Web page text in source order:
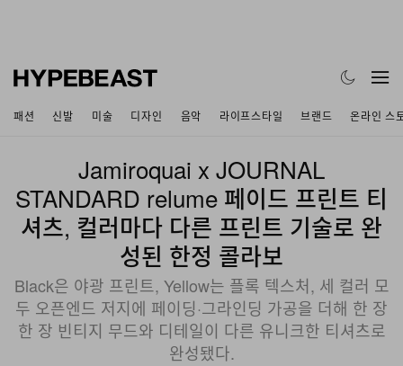
패션 신발 미술 디자인 음악 라이프스타일 브랜드 온라인 스
Jamiroquai x JOURNAL
STANDARD relume 페이드 프린트 티
셔츠, 컬러마다 다른 프린트 기술로 완
성된 한정 콜라보
Black은 야광 프린트, Yellow는 플록 텍스처, 세 컬러 모
두 오픈엔드 저지에 페이딩·그라인딩 가공을 더해 한 장
한 장 빈티지 무드와 디테일이 다른 유니크한 티셔츠로
완성됐다.